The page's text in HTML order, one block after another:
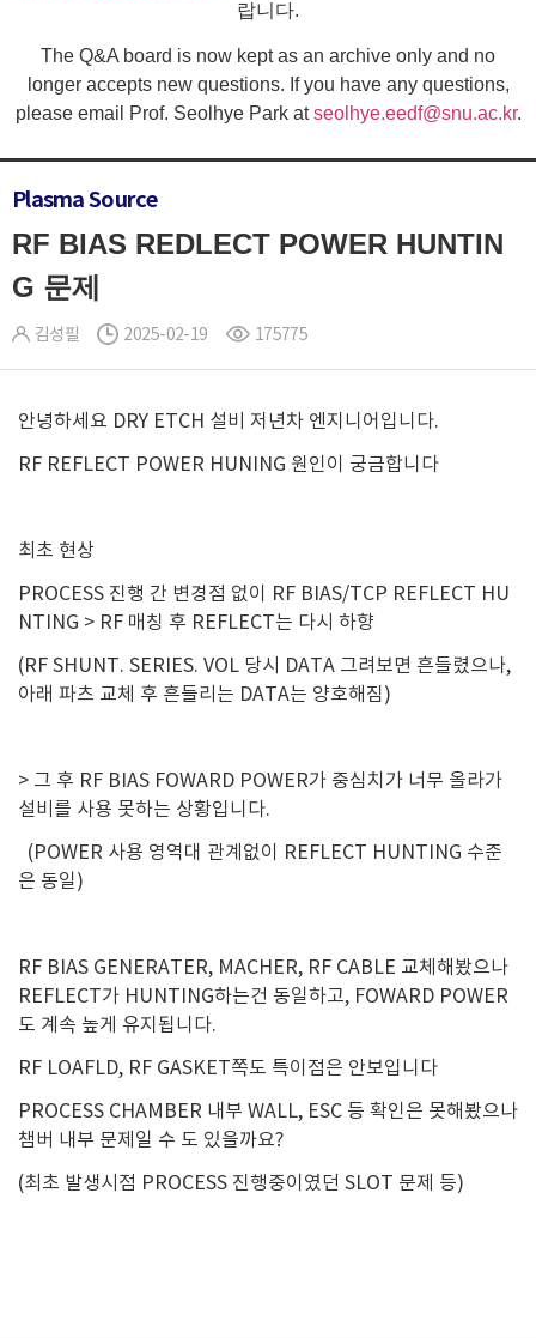
랍니다.
The Q&A board is now kept as an archive only and no
longer accepts new questions. If you have any questions,
please email Prof. Seolhye Park atseolhye.eedf@snu.ac.kr.
Plasma Source
RF BIAS REDLECT POWER HUNTIN
G 문제
김성필 2025-02-19 175775
안녕하세요 DRY ETCH 설비 저년차 엔지니어입니다.
RF REFLECT POWER HUNING 원인이 궁금합니다
최초 현상
PROCESS 진행 간 변경점 없이 RF BIAS/TCP REFLECT HU
NTING > RF 매칭 후 REFLECT는 다시 하향
(RF SHUNT. SERIES. VOL 당시 DATA 그려보면 흔들렸으나,
아래 파츠 교체 후 흔들리는 DATA는 양호해짐)
> 그 후 RF BIAS FOWARD POWER가 중심치가 너무 올라가
설비를 사용 못하는 상황입니다.
(POWER 사용 영역대 관계없이 REFLECT HUNTING 수준
은 동일)
RF BIAS GENERATER, MACHER, RF CABLE 교체해봤으나
REFLECT가 HUNTING하는건 동일하고, FOWARD POWER
도 계속 높게 유지됩니다.
RF LOAFLD, RF GASKET쪽도 특이점은 안보입니다
PROCESS CHAMBER 내부 WALL, ESC 등 확인은 못해봤으나
챔버 내부 문제일 수 도 있을까요?
(최초 발생시점 PROCESS 진행중이였던 SLOT 문제 등)